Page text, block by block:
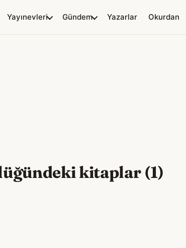
Yayınevleri Gündem Yazarlar Okurdan
kitaplar (1)